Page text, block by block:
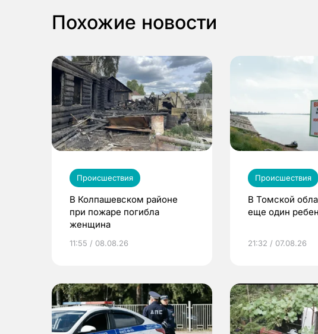
Похожие новости
Происшествия
В Колпашевском районе
при пожаре погибла
женщина
11:55 / 08.08.26
Происшествия
В Томской
еще один
21:32 / 07.08.26